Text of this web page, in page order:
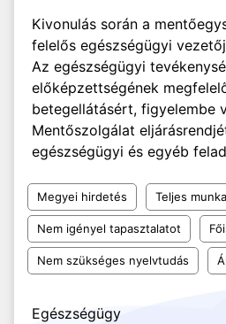
Kivonulás során a
felelős egészségügyi
Az egészségügyi
előképzettségének
betegellátásért, figyelembe
Mentőszolgálat
egészségügyi és egyéb
Megyei hirdetés Teljes
Nem igényel tapasztalatot
Nem szükséges nyelvtudás
Egészségügy